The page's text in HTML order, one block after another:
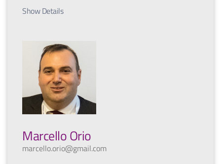
Show Details
Marcello Orio
marcello.orio@gmail.com